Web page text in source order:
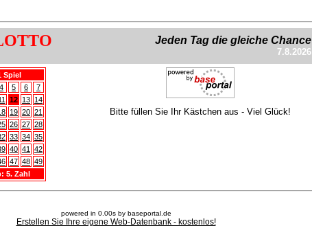
Jeden Tag die gleiche Chance
7.8.2026
Spiel
4 5 6
7
12 13 14
19 20 21
26 27 28
33 34 35
40 41
42
47 48 49
5. Zahl
Bitte füllen Sie Ihr Kästchen aus - Viel Glück!
powered in 0.00s by baseportal.de
Erstellen Sie Ihre eigene Web-Datenbank - kostenlos!